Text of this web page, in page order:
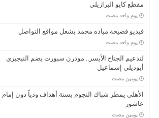
مقطع كايو البرازيلي
‏يوم واحد مضت
فيديو فضيحة مياده محمد يشعل مواقع التواصل
‏يوم واحد مضت
لتدعيم الجناح الأيسر.. مودرن سبورت يضم النيجيري
أيوديلي إسماعيل
‏يومين مضت
الأهلي يمطر شباك النجوم بستة أهداف ودياً دون إمام
عاشور
‏يومين مضت